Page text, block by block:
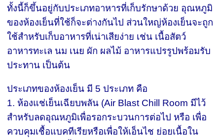
ทั้งนี้ก็ขึ้นอยู่กับประเภทอาหารที่เก็บรักษาด้วย อุณหภูมิ
ของห้องเย็นที่ใช้ก็จะต่างกันไป ส่วนใหญ่ห้องเย็นจะถูก
ใช้สำหรับเก็บอาหารที่เน่าเสียง่าย เช่น เนื้อสัตว์
อาหารทะเล นม เนย ผัก ผลไม้ อาหารแปรรูปพร้อมรับ
ประทาน เป็นต้น
ประเภทของห้องเย็น มี 5 ประเภท คือ
1. ห้องแช่เย็นเฉียบพลัน (Air Blast Chill Room มีไว้
สำหรับลดอุณหภูมิเพื่อรอกระบวนการต่อไป หรือ เพื่อ
ควบคุมเชื้อแบคทีเรียหรือเพื่อให้เอ็นไช ย่อยเนื้อใน